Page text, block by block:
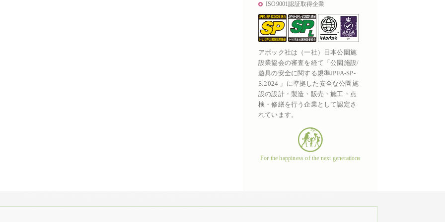
ISO9001認証取得企業
アボック社は（一社）日本公園施
設業協会の審査を経て「公園施設/
遊具の安全に関する規準JPFA-SP-
S:2024 」に準拠した安全な公園施
設の設計・製造・販売・施工・点
検・修繕を行う企業として認定さ
れています。
For the happiness of the next generations